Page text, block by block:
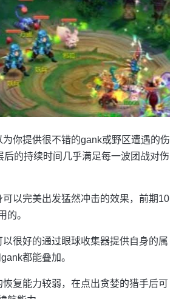
为你提供很不错的gank或野区遭遇的伤
后的持续时间几乎满足每一波团战对伤
可以完美出发猛然冲击的效果，前期10
的。
很好的通过眼球收集器提供自身的属
都能叠加。
复能力较弱，在点出贪婪的猎手后可